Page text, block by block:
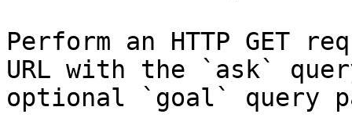
Perform an HTTP GET
URL with the `ask`
optional `goal` query